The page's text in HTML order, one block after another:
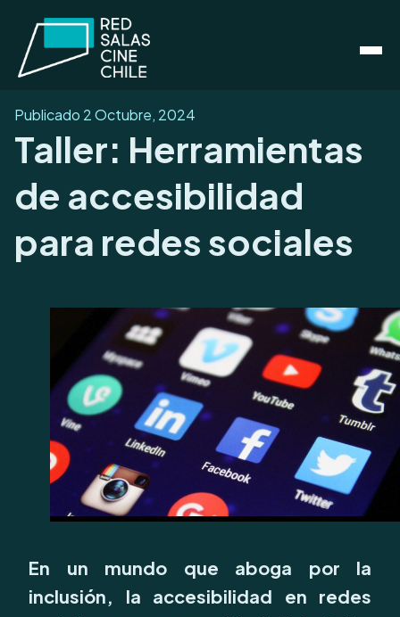
Publicado 2 Octubre, 2024
Taller: Herramientas
de accesibilidad
para redes sociales
En un mundo que aboga por la
inclusión, la accesibilidad en redes